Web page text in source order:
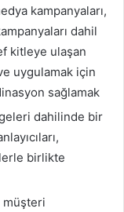
kampanyaları,
dahil
kitleye ulaşan
uygulamak için
sağlamak
dahilinde bir
birlikte
müşteri